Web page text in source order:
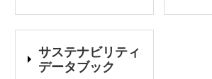
サステナビリティ
データブック